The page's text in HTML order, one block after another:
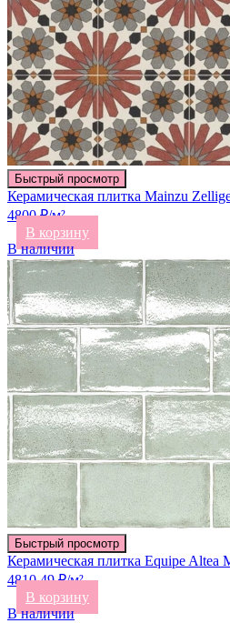
Быстрый просмотр
Керамическая плитка Mainzu
4800 ₽/м²
В корзину
В наличии
Быстрый просмотр
Керамическая плитка Equipe Altea
4810.49 ₽/м²
В корзину
В наличии